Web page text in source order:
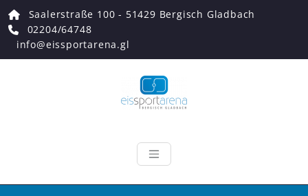
Zum
Inhalt
springen
Saalerstraße 100 - 51429 Bergisch Gladbach
02204/64748
info@eissportarena.gl